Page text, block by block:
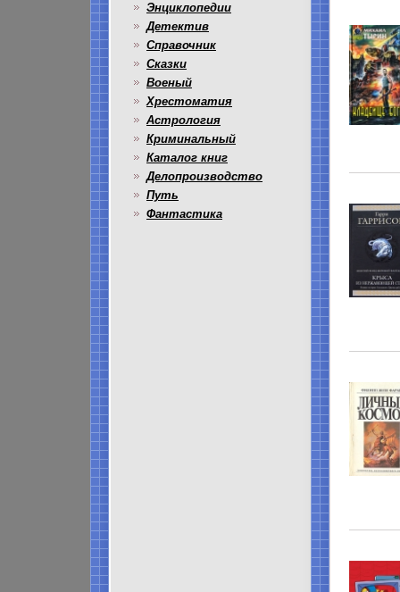
Энциклопедии
Детектив
Справочник
Сказки
Военый
Хрестоматия
Астрология
Криминальный
Каталог книг
Делопроизводство
Путь
Фантастика